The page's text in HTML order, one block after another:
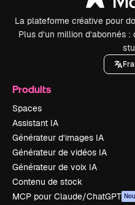
La plateforme créative pour
Plus d’un million d’abonnés
Produits
Spaces
Assistant IA
Générateur d’images IA
Générateur de vidéos IA
Générateur de voix IA
Contenu de stock
MCP pour Claude/ChatGPT